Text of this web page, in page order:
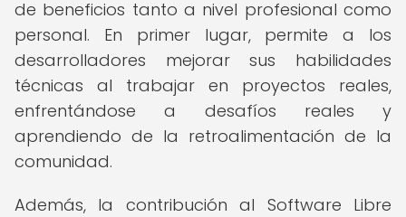
de beneficios tanto a nivel profesional como
personal. En primer lugar, permite a los
desarrolladores mejorar sus habilidades
técnicas al trabajar en proyectos reales,
enfrentándose a desafíos reales y
aprendiendo de la retroalimentación de la
comunidad.
Además, la contribución al Software Libre